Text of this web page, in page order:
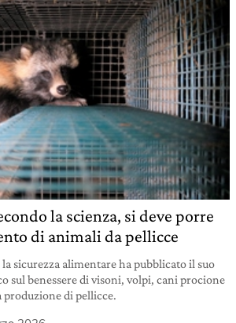
la scienza, si deve porre
di animali da pellicce
la sicurezza alimentare ha pubblicato il suo
sul benessere di visoni, volpi, cani procione
produzione di pellicce.